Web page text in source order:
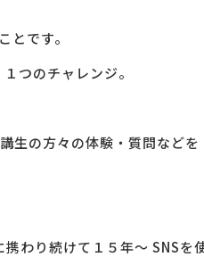
です。
つのチャレンジ。
生の方々の体験・質問などを
わり続けて１５年～ SNSを